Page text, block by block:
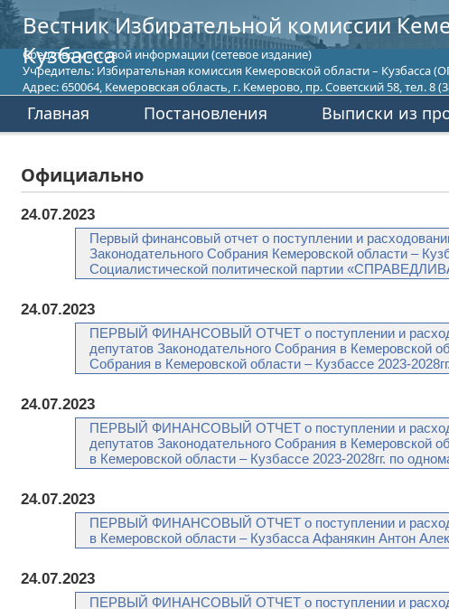
Вестник Избирательной комиссии
Кузбасса
Средство массовой информации (сетевое издание)
Учредитель: Избирательная комиссия Кемеровской области – Кузбасса
Адрес: 650064, Кемеровская область, г. Кемерово, пр. Советский 58, тел. 8
Главная Постановления Выписки из
Официально
24.07.2023
Первый финансовый отчет о поступлении и
Законодательного Собрания Кемеровской области –
Социалистической политической партии
24.07.2023
ПЕРВЫЙ ФИНАНСОВЫЙ ОТЧЕТ о поступлении и
депутатов Законодательного Собрания в Кемеровской
Собрания в Кемеровской области – Кузбассе 2023-
24.07.2023
ПЕРВЫЙ ФИНАНСОВЫЙ ОТЧЕТ о поступлении и
депутатов Законодательного Собрания в Кемеровской
в Кемеровской области – Кузбассе 2023-2028гг. по
24.07.2023
ПЕРВЫЙ ФИНАНСОВЫЙ ОТЧЕТ о поступлении и
в Кемеровской области – Кузбасса Афанякин Антон
24.07.2023
ПЕРВЫЙ ФИНАНСОВЫЙ ОТЧЕТ о поступлении и